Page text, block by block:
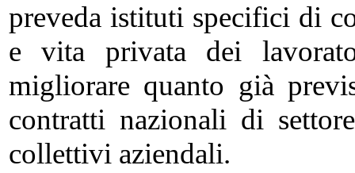
preveda istituti specifici di
e vita privata dei
migliorare quanto già
contratti nazionali di
collettivi aziendali.